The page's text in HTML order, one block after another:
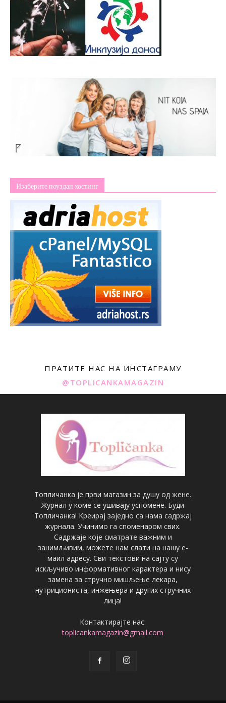
Изаберите поуздан хостинг
ПРАТИТЕ НАС НА ИНСТАГРАМУ
@TOPLICANKAMAGAZIN
Топличанка је први магазин за душу од жене.
Журнал у коме се ушивају успомене. Буди
Топличанка! Креирај заједно са нама садржај
журнала. Учинимо га споменаром свих.
Садржаје које сматрате важним и
занимљивим, можете нам слати на нашу е-
маил адресу. Сви текстови на сајту су
искључиво информативног карактера и нису
замена за стручно мишљење лекара,
нутрициониста, инжењера и других стручних
лица!
Контактирајте нас:
toplicankamagazin@gmail.com